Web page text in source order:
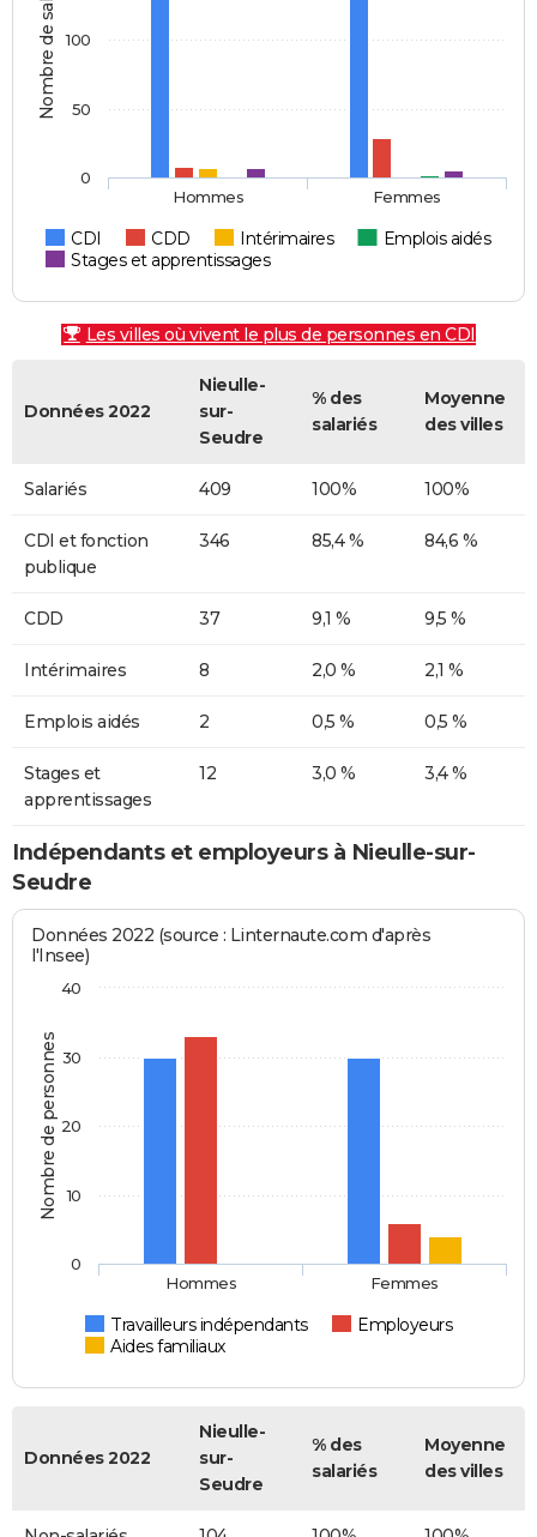
Nombre de salariés
CDI CDD Intérimaires
Emplois aidés
Stages et apprentissages
Hommes Femmes
0
50
100
Les villes où vivent le plus de personnes en CDI
Données 2022
Nieulle-
sur-
Seudre
% des
salariés
Moyenne
des villes
Salariés 409 100% 100%
CDI et fonction
publique
346 85,4 % 84,6 %
CDD 37 9,1 % 9,5 %
Intérimaires 8 2,0 % 2,1 %
Emplois aidés 2 0,5 % 0,5 %
Stages et
apprentissages
12 3,0 % 3,4 %
Indépendants et employeurs à Nieulle-sur-
Seudre
Nombre de personnes
Données 2022 (source : Linternaute.com d'après
l'Insee)
Travailleurs indépendants
Employeurs
Aides familiaux
Hommes Femmes
0
10
20
30
40
Données 2022
Nieulle-
sur-
Seudre
% des
salariés
Moyenne
des villes